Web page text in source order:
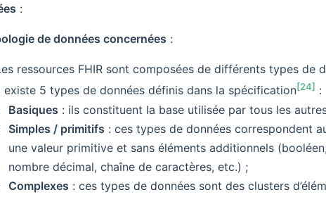
:
de données concernées :
ressources FHIR sont composées de différents types de
existe 5 types de données définis dans la spécification [24] :
Basiques : ils constituent la base utilisée par tous les
Simples / primitifs : ces types de données correspondent
une valeur primitive et sans éléments additionnels
nombre décimal, chaîne de caractères, etc.) ;
Complexes : ces types de données sont des clusters